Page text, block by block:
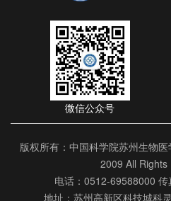
微信公众号
版权所有：中国科学院苏州生物
2009 All Rights
电话：0512-69588000
地址：苏州高新区科技城科